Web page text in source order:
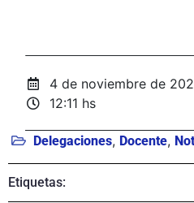
4 de noviembre de
12:11 hs
Delegaciones, Docente,
Etiquetas: